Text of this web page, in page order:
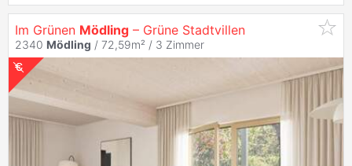
Im Grünen Mödling – Grüne Stadtvillen
2340 Mödling / 72,59m² / 3 Zimmer